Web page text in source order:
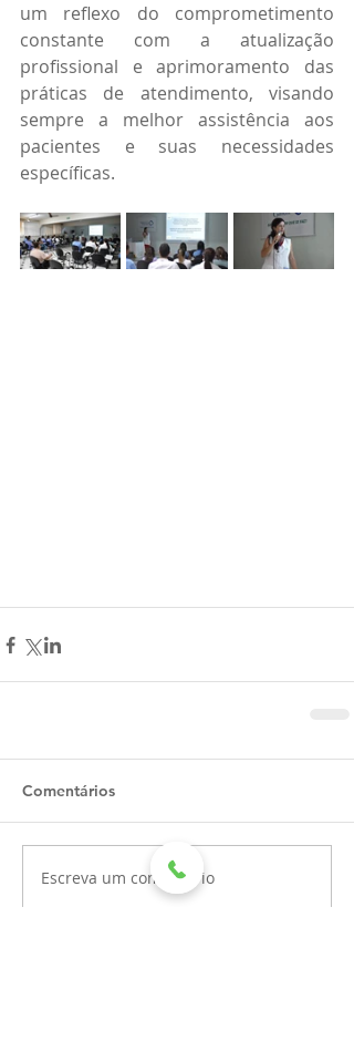
um reflexo do comprometimento
constante com a atualização
profissional e aprimoramento das
práticas de atendimento, visando
sempre a melhor assistência aos
pacientes e suas necessidades
específicas.
Comentários
Escreva um comentário